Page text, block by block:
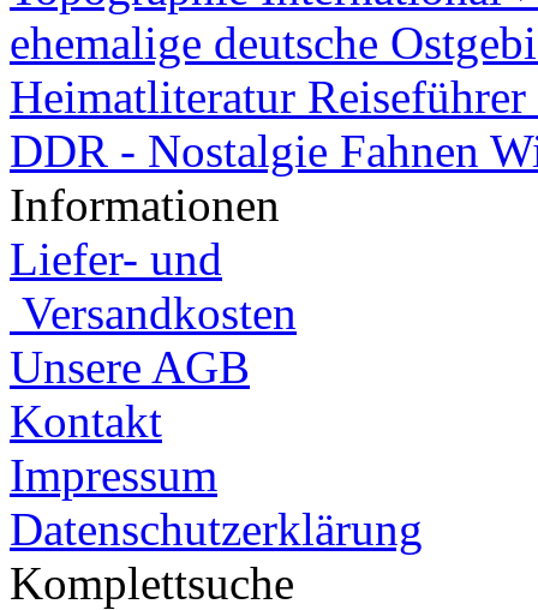
ehemalige deutsche
Heimatliteratur
DDR - Nostalgie Fahnen
Informationen
Liefer- und
Versandkosten
Unsere AGB
Kontakt
Impressum
Datenschutzerklärung
Komplettsuche